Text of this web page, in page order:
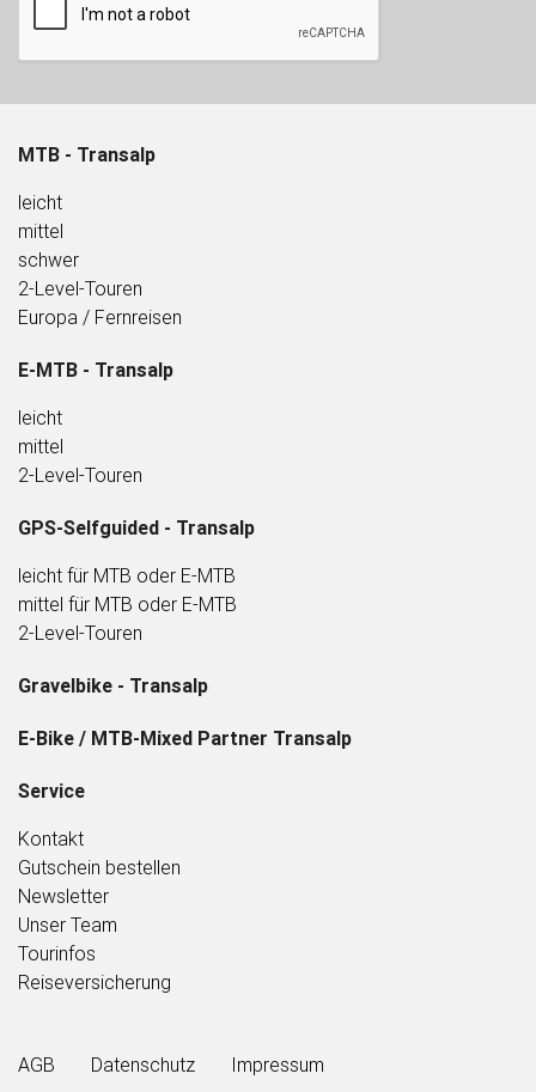
MTB - Transalp
leicht
mittel
schwer
2-Level-Touren
Europa / Fernreisen
E-MTB - Transalp
leicht
mittel
2-Level-Touren
GPS-Selfguided - Transalp
leicht für MTB oder E-MTB
mittel für MTB oder E-MTB
2-Level-Touren
Gravelbike - Transalp
E-Bike / MTB-Mixed Partner Transalp
Service
Kontakt
Gutschein bestellen
Newsletter
Unser Team
Tourinfos
Reiseversicherung
AGB Datenschutz Impressum